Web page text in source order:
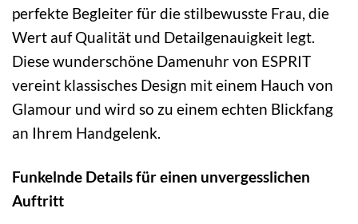
perfekte Begleiter für die stilbewusste Frau, die
Wert auf Qualität und Detailgenauigkeit legt.
Diese wunderschöne Damenuhr von ESPRIT
vereint klassisches Design mit einem Hauch von
Glamour und wird so zu einem echten Blickfang
an Ihrem Handgelenk.
Funkelnde Details für einen unvergesslichen
Auftritt